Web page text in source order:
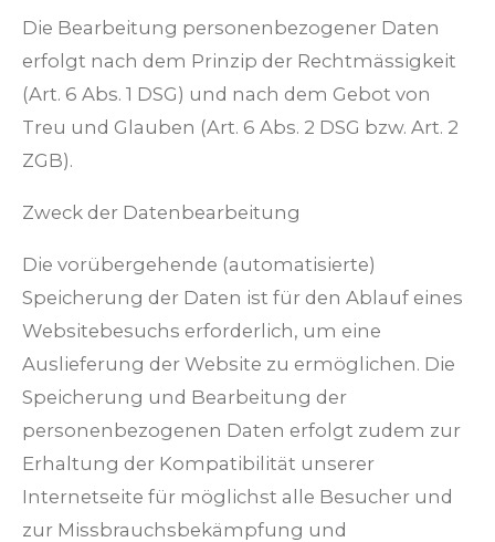
Die Bearbeitung personenbezogener Daten
erfolgt nach dem Prinzip der Rechtmässigkeit
(Art. 6 Abs. 1 DSG) und nach dem Gebot von
Treu und Glauben (Art. 6 Abs. 2 DSG bzw. Art. 2
ZGB).
Zweck der Datenbearbeitung
Die vorübergehende (automatisierte)
Speicherung der Daten ist für den Ablauf eines
Websitebesuchs erforderlich, um eine
Auslieferung der Website zu ermöglichen. Die
Speicherung und Bearbeitung der
personenbezogenen Daten erfolgt zudem zur
Erhaltung der Kompatibilität unserer
Internetseite für möglichst alle Besucher und
zur Missbrauchsbekämpfung und